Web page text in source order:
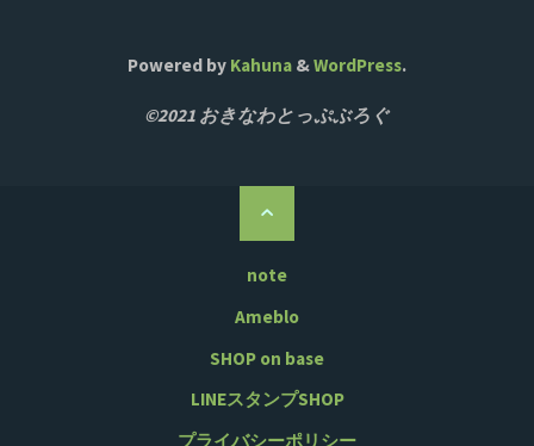
Powered by Kahuna &WordPress.
©2021 おきなわとっぷぶろぐ
note
Ameblo
SHOP on base
LINEスタンプSHOP
プライバシーポリシー
ト
ッ
プ
に
る